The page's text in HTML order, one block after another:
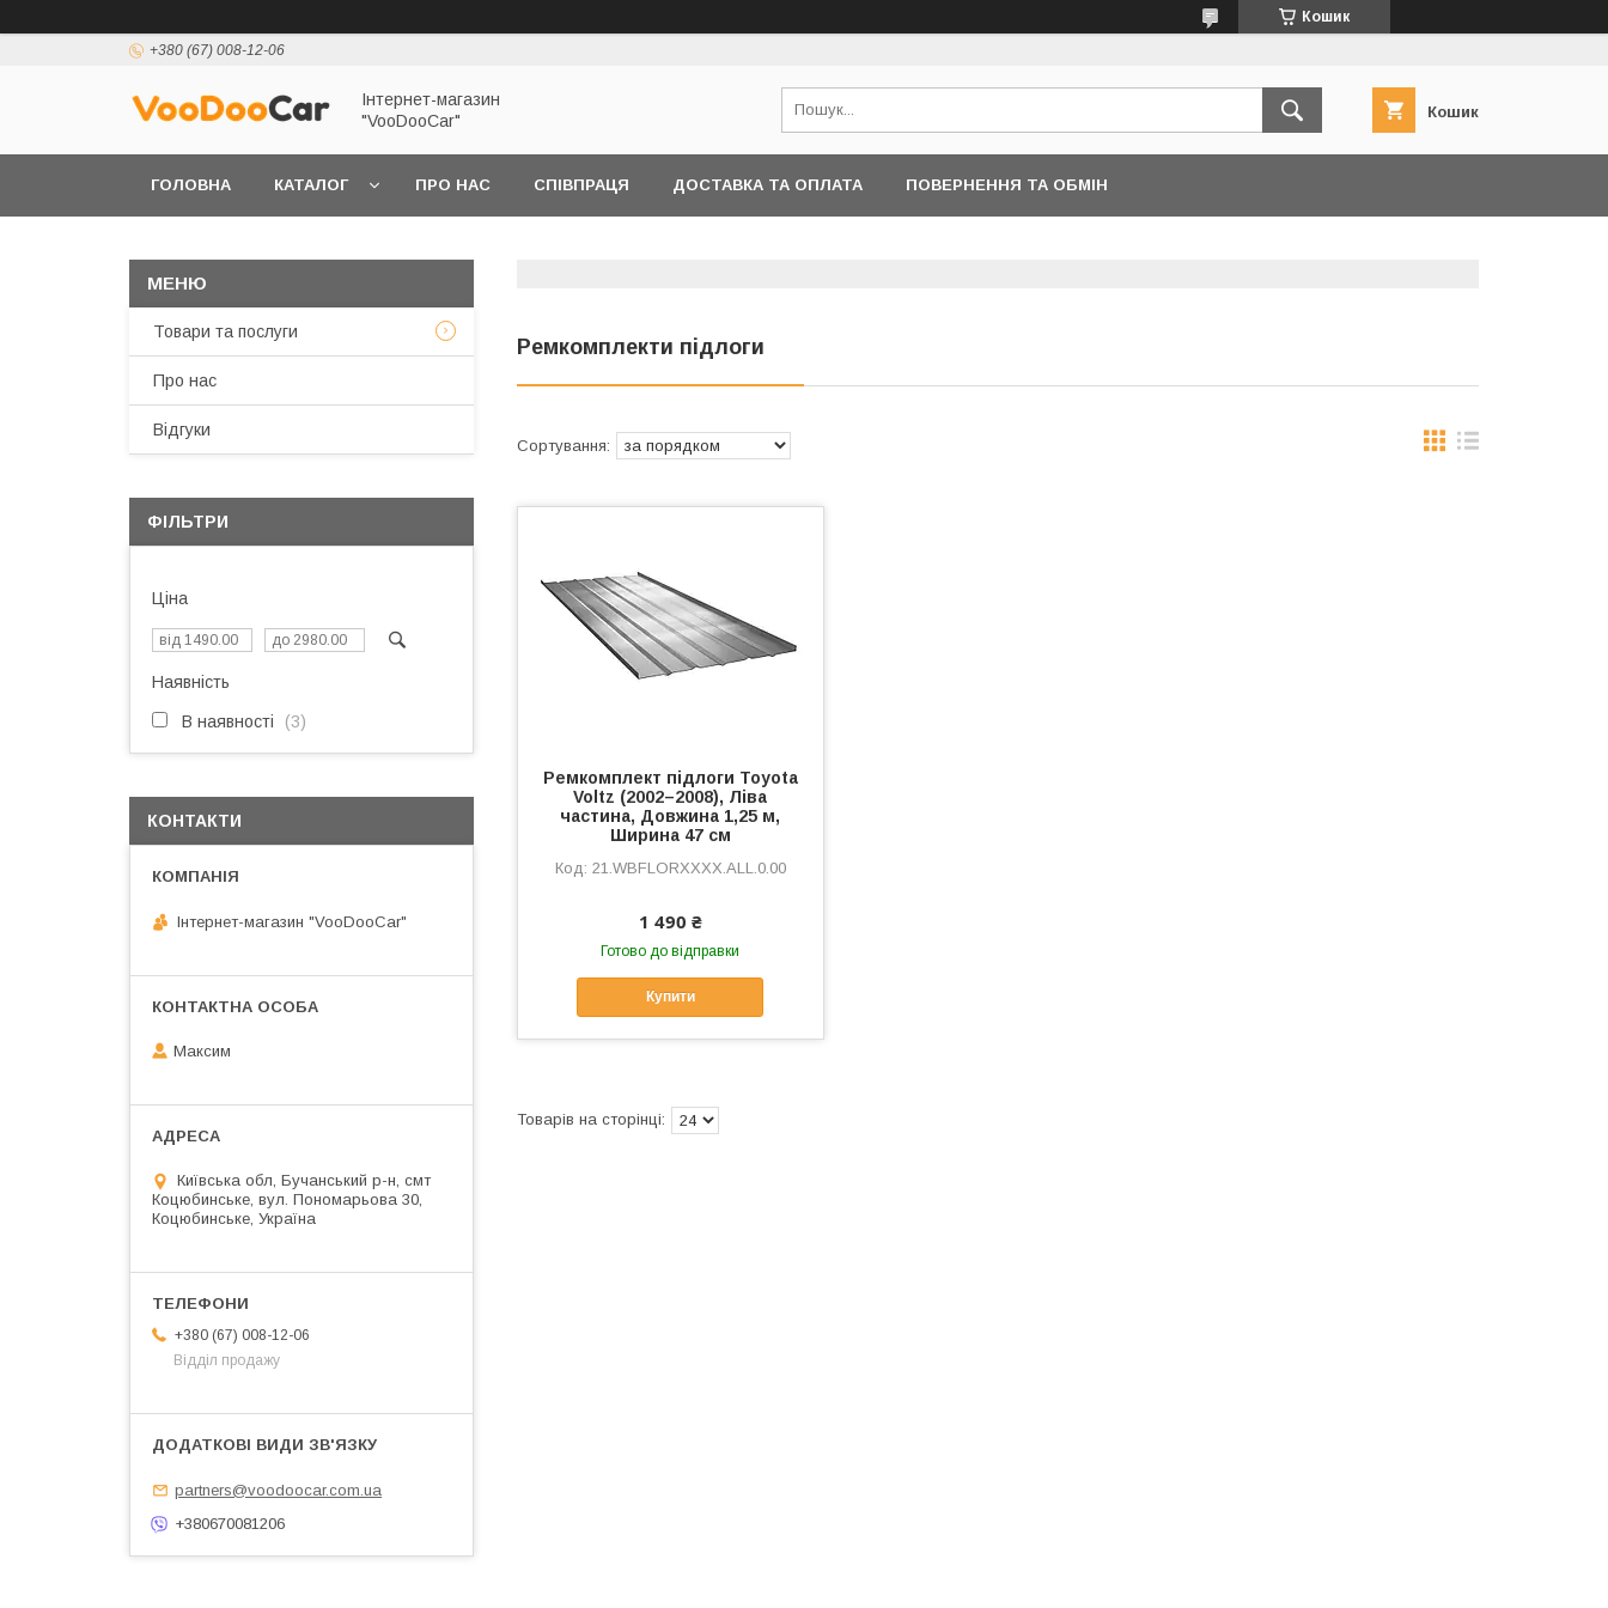
Кошик
+380 (67) 008-12-06
Інтернет-магазин
"VooDooCar"
Кошик
ГОЛОВНА КАТАЛОГ ПРО НАС СПІВПРАЦЯ ДОСТАВКА ТА ОПЛАТА ПОВЕРНЕННЯ ТА ОБМІН
Ремкомплекти підлоги
Ремкомплект підлоги Toyota
Voltz (2002–2008), Ліва
частина, Довжина 1,25 м,
Ширина 47 см
21.WBFLORXXXX.ALL.0.00
1 490 ₴
Готово до відправки
Купити
Товари та послуги
Про нас
Відгуки
ФІЛЬТРИ
Ціна
Наявність
В наявності 3
КОНТАКТИ
Інтернет-магазин "VooDooCar"
Максим
Київська обл, Бучанський р-н, смт
Коцюбинське, вул. Пономарьова 30,
Коцюбинське, Україна
+380 (67) 008-12-06
Відділ продажу
partners@voodoocar.com.ua
+380670081206